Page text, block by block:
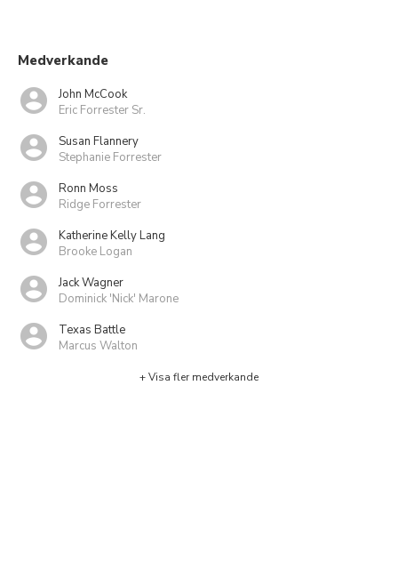
Medverkande
John McCook
Eric Forrester Sr.
Susan Flannery
Stephanie Forrester
Ronn Moss
Ridge Forrester
Katherine Kelly Lang
Brooke Logan
Jack Wagner
Dominick 'Nick' Marone
Texas Battle
Marcus Walton
+ Visa fler medverkande